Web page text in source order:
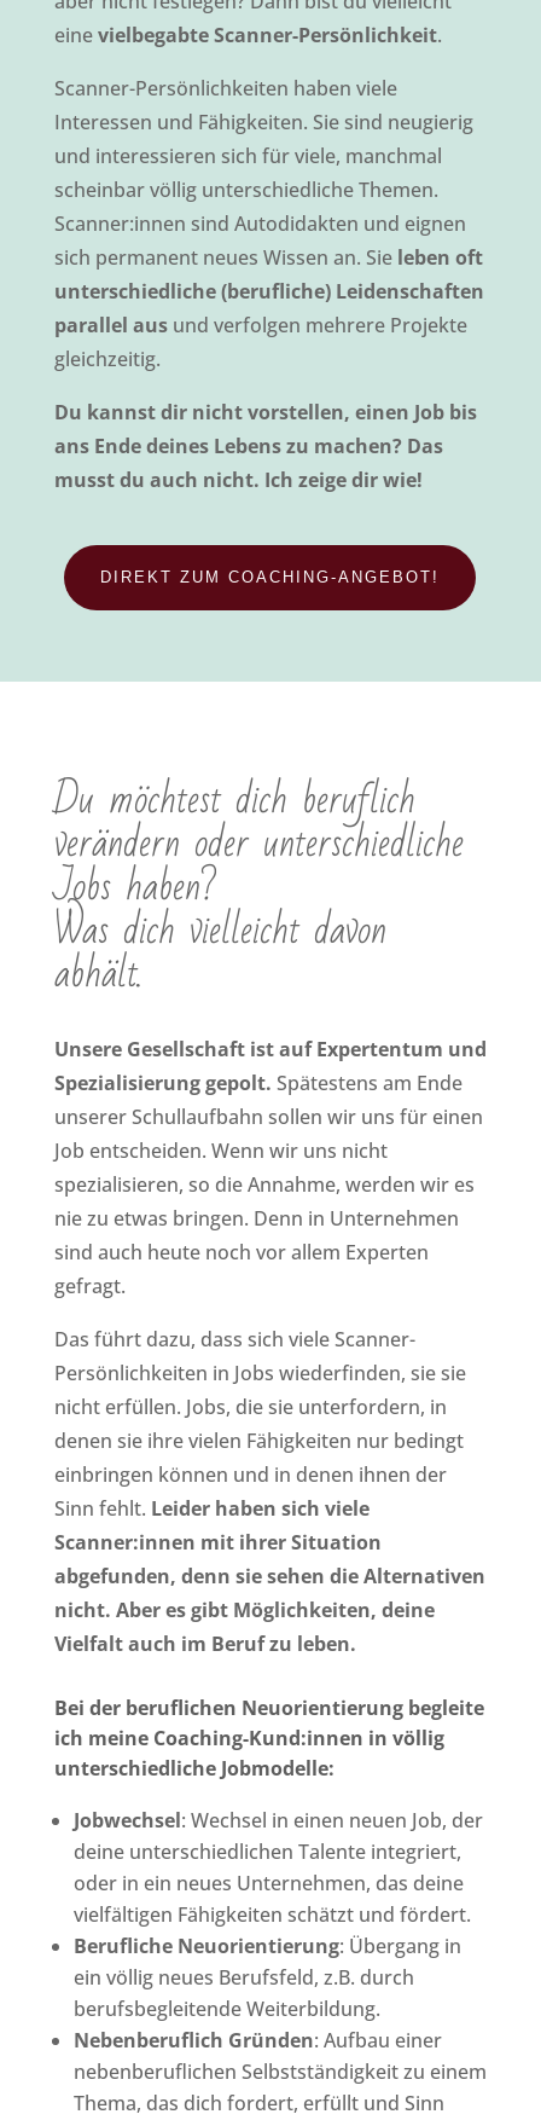
einevielbegabte Scanner-Persönlichkeit.
Scanner-Persönlichkeiten haben viele
Interessen und Fähigkeiten. Sie sind neugierig
und interessieren sich für viele, manchmal
scheinbar völlig unterschiedliche Themen.
Scanner:innen sind Autodidakten und eignen
sich permanent neues Wissen an. Sie leben oft
unterschiedliche (berufliche) Leidenschaften
parallel ausund verfolgen mehrere Projekte
gleichzeitig.
Du kannst dir nicht vorstellen, einen Job bis
ans Ende deines Lebens zu machen? Das
musst du auch nicht. Ich zeige dir wie!
DIREKT ZUM COACHING-ANGEBOT!
Du möchtest dich beruflich
verändern oder unterschiedliche
Jobs haben?
Was dich vielleicht davon
abhält.
Unsere Gesellschaft ist auf Expertentum und
Spezialisierung gepolt. Spätestens am Ende
unserer Schullaufbahn sollen wir uns für einen
Job entscheiden. Wenn wir uns nicht
spezialisieren, so die Annahme, werden wir es
nie zu etwas bringen. Denn in Unternehmen
sind auch heute noch vor allem Experten
gefragt.
Das führt dazu, dass sich viele Scanner-
Persönlichkeiten in Jobs wiederfinden, sie sie
nicht erfüllen. Jobs, die sie unterfordern, in
denen sie ihre vielen Fähigkeiten nur bedingt
einbringen können und in denen ihnen der
Sinn fehlt. Leider haben sich viele
Scanner:innen mit ihrer Situation
abgefunden, denn sie sehen die Alternativen
nicht. Aber es gibt Möglichkeiten, deine
Vielfalt auch im Beruf zu leben.
Bei der beruflichen Neuorientierung begleite
ich meine Coaching-Kund:innen in völlig
unterschiedliche Jobmodelle:
Jobwechsel: Wechsel in einen neuen Job, der
deine unterschiedlichen Talente integriert,
oder in ein neues Unternehmen, das deine
vielfältigen Fähigkeiten schätzt und fördert.
Berufliche Neuorientierung: Übergang in
ein völlig neues Berufsfeld, z.B. durch
berufsbegleitende Weiterbildung.
Nebenberuflich Gründen: Aufbau einer
nebenberuflichen Selbstständigkeit zu einem
Thema, das dich fordert, erfüllt und Sinn